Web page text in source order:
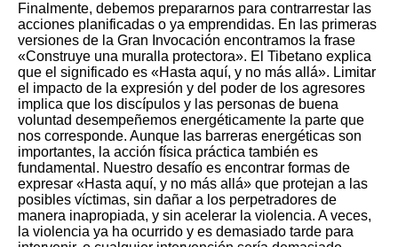
Finalmente, debemos prepararnos para contrarrestar las
acciones planificadas o ya emprendidas. En las primeras
versiones de la Gran Invocación encontramos la frase
«Construye una muralla protectora». El Tibetano explica
que el significado es «Hasta aquí, y no más allá». Limitar
el impacto de la expresión y del poder de los agresores
implica que los discípulos y las personas de buena
voluntad desempeñemos energéticamente la parte que
nos corresponde. Aunque las barreras energéticas son
importantes, la acción física práctica también es
fundamental. Nuestro desafío es encontrar formas de
expresar «Hasta aquí, y no más allá» que protejan a las
posibles víctimas, sin dañar a los perpetradores de
manera inapropiada, y sin acelerar la violencia. A veces,
la violencia ya ha ocurrido y es demasiado tarde para